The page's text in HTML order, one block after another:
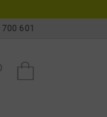
601